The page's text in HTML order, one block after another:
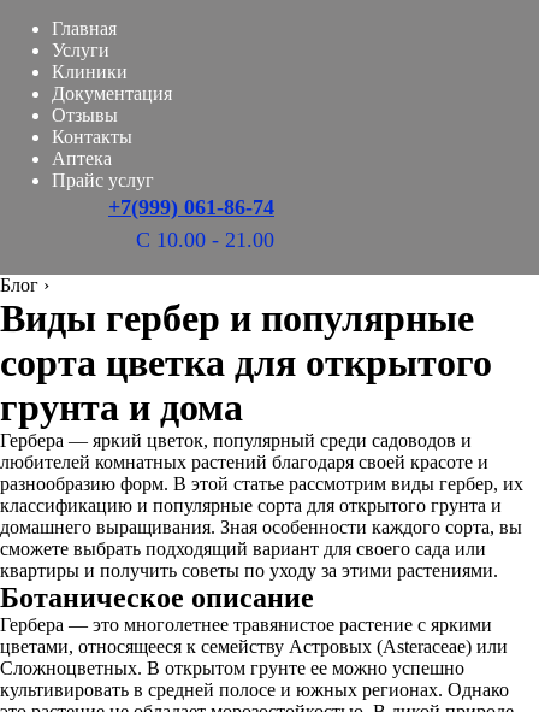
Главная
Услуги
Клиники
Документация
Отзывы
Контакты
Аптека
Прайс услуг
+7(999) 061-86-74
С 10.00 - 21.00
Блог ›
Виды гербер и популярные
сорта цветка для открытого
грунта и дома
Гербера — яркий цветок, популярный среди садоводов и
любителей комнатных растений благодаря своей красоте и
разнообразию форм. В этой статье рассмотрим виды гербер, их
классификацию и популярные сорта для открытого грунта и
домашнего выращивания. Зная особенности каждого сорта, вы
сможете выбрать подходящий вариант для своего сада или
квартиры и получить советы по уходу за этими растениями.
Ботаническое описание
Гербера — это многолетнее травянистое растение с яркими
цветами, относящееся к семейству Астровых (Asteraceae) или
Сложноцветных. В открытом грунте ее можно успешно
культивировать в средней полосе и южных регионах. Однако